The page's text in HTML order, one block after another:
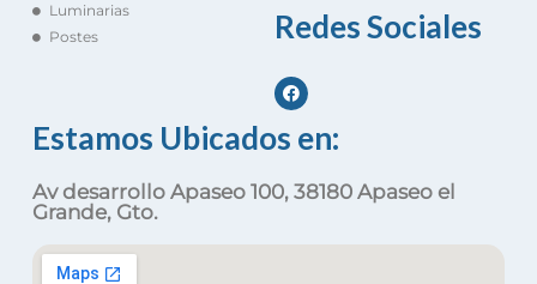
Luminarias
Postes
Redes Sociales
Estamos Ubicados en:
Av desarrollo Apaseo 100, 38180 Apaseo el
Grande, Gto.